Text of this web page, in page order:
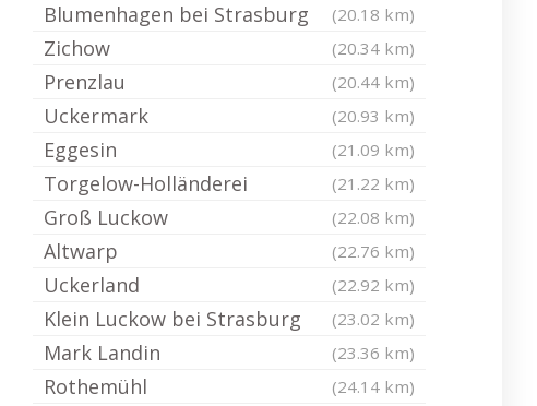
Blumenhagen bei Strasburg (20.18 km)
Zichow (20.34 km)
Prenzlau (20.44 km)
Uckermark (20.93 km)
Eggesin (21.09 km)
Torgelow-Holländerei (21.22 km)
Groß Luckow (22.08 km)
Altwarp (22.76 km)
Uckerland (22.92 km)
Klein Luckow bei Strasburg (23.02 km)
Mark Landin (23.36 km)
Rothemühl (24.14 km)